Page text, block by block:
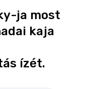
ja most
kaja
ízét.